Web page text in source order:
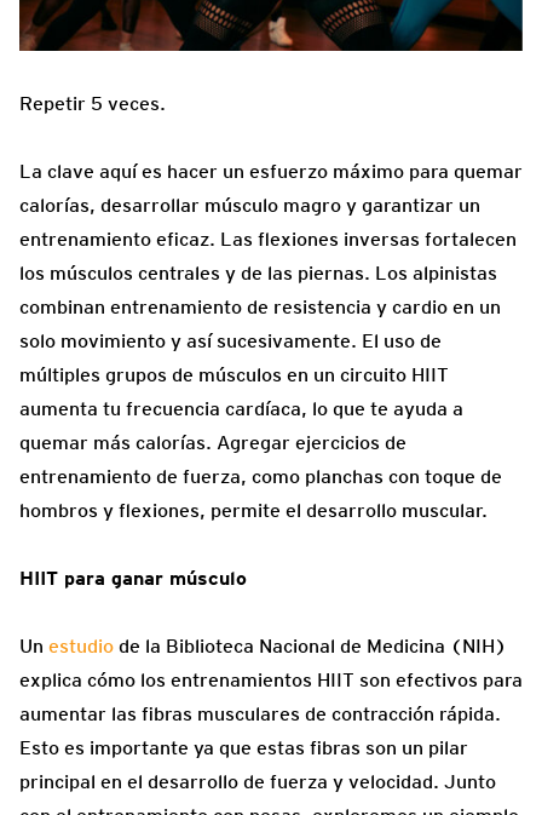
Repetir 5 veces.
La clave aquí es hacer un esfuerzo máximo para quemar
calorías, desarrollar músculo magro y garantizar un
entrenamiento eficaz. Las flexiones inversas fortalecen
los músculos centrales y de las piernas. Los alpinistas
combinan entrenamiento de resistencia y cardio en un
solo movimiento y así sucesivamente. El uso de
múltiples grupos de músculos en un circuito HIIT
aumenta tu frecuencia cardíaca, lo que te ayuda a
quemar más calorías. Agregar ejercicios de
entrenamiento de fuerza, como planchas con toque de
hombros y flexiones, permite el desarrollo muscular.
HIIT para ganar músculo
Un estudio de la Biblioteca Nacional de Medicina (NIH)
explica cómo los entrenamientos HIIT son efectivos para
aumentar las fibras musculares de contracción rápida.
Esto es importante ya que estas fibras son un pilar
principal en el desarrollo de fuerza y velocidad. Junto